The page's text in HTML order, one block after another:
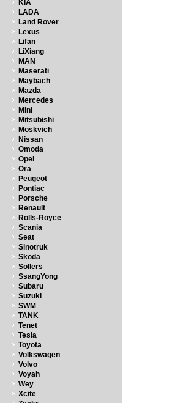
KIA
LADA
Land Rover
Lexus
Lifan
LiXiang
MAN
Maserati
Maybach
Mazda
Mercedes
Mini
Mitsubishi
Moskvich
Nissan
Omoda
Opel
Ora
Peugeot
Pontiac
Porsche
Renault
Rolls-Royce
Scania
Seat
Sinotruk
Skoda
Sollers
SsangYong
Subaru
Suzuki
SWM
TANK
Tenet
Tesla
Toyota
Volkswagen
Volvo
Voyah
Wey
Xcite